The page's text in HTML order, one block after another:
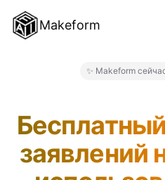
Makeform
БЛОГ
✨ Makeform
заявлений